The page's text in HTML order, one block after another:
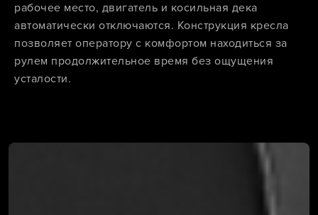
рабочее место, двигатель и косильная дека
автоматически отключаются. Конструкция кресла
позволяет оператору с комфортом находиться за
рулем продолжительное время без ощущения
усталости.